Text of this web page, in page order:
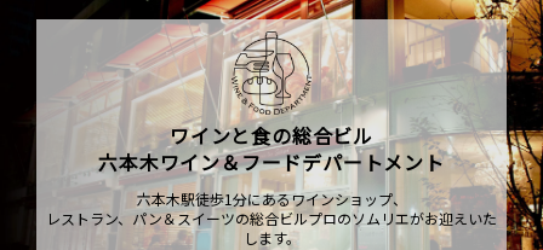
ワインと食の総合ビル
六本木ワイン＆フードデパートメント
六本木駅徒歩1分にあるワインショップ、
レストラン、パン＆スイーツの総合ビルプロのソムリエがお迎えいた
します。